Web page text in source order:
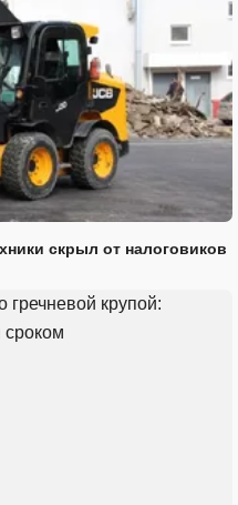
скрыл от налоговиков